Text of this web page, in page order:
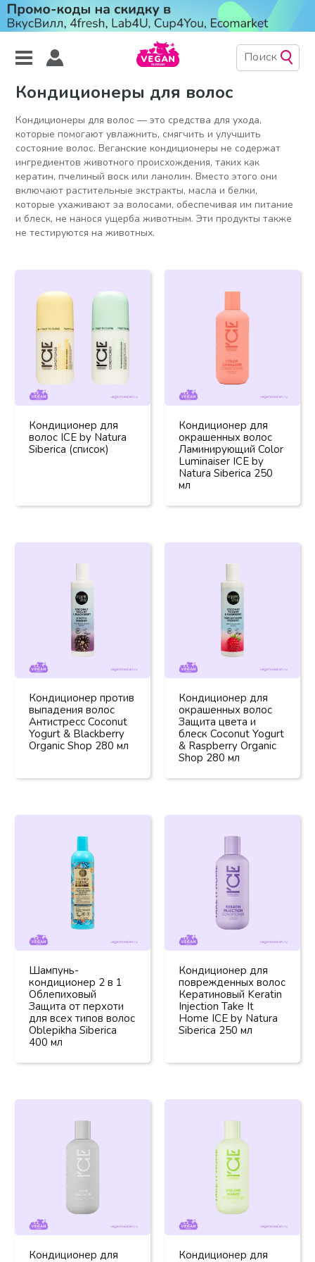
Кондиционеры для волос
Кондиционеры для волос — это средства для ухода,
которые помогают увлажнить, смягчить и улучшить
состояние волос. Веганские кондиционеры не содержат
ингредиентов животного происхождения, таких как
кератин, пчелиный воск или ланолин. Вместо этого они
включают растительные экстракты, масла и белки,
которые ухаживают за волосами, обеспечивая им питание
и блеск, не нанося ущерба животным. Эти продукты также
не тестируются на животных.
Кондиционер для
волос ICE by Natura
Siberica (список)
Кондиционер для
окрашенных волос
Ламинирующий Color
Luminaiser ICE by
Natura Siberica 250
мл
Кондиционер против
выпадения волос
Антистресс Coconut
Yogurt & Blackberry
Organic Shop 280 мл
Кондиционер для
окрашенных волос
Защита цвета и
блеск Coconut Yogurt
& Raspberry Organic
Shop 280 мл
Шампунь-
кондиционер 2 в 1
Облепиховый
Защита от перхоти
для всех типов волос
Oblepikha Siberica
400 мл
Кондиционер для
поврежденных волос
Кератиновый Keratin
Injection Take It
Home ICE by Natura
Siberica 250 мл
Кондиционер для
Кондиционер для